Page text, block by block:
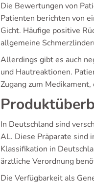
Die Bewertungen von
Patienten berichten von
Gicht. Häufige positive
allgemeine
Allerdings gibt es auch
und Hautreaktionen.
Zugang zum
In Deutschland sind
AL. Diese Präparate sind
Klassifikation in
ärztliche Verordnung
Die Verfügbarkeit als